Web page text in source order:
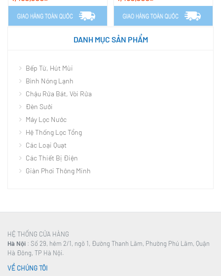
DANH MỤC SẢN PHẨM
Bếp Từ, Hút Mùi
Bình Nóng Lạnh
Chậu Rửa Bát, Vòi Rửa
Đèn Sưởi
Máy Lọc Nước
Hệ Thống Lọc Tổng
Các Loại Quạt
Các Thiết Bị Điện
Giàn Phơi Thông Minh
HỆ THỐNG CỬA HÀNG
Hà Nội : Số 29, hẻm 2/1, ngõ 1, Đường Thanh Lãm, Phường Phú Lãm, Quận
Hà Đông, TP Hà Nội.
VỀ CHÚNG TÔI